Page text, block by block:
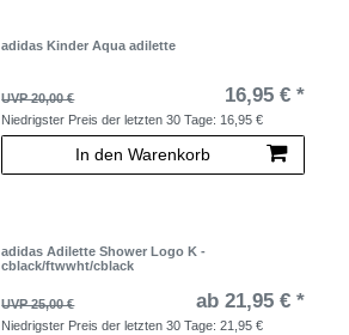
adidas Kinder Aqua adilette
UVP 20,00 € 16,95 € *
Niedrigster Preis der letzten 30 Tage: 16,95 €
In den Warenkorb
adidas Adilette Shower Logo K -
cblack/ftwwht/cblack
UVP 25,00 € ab 21,95 € *
Niedrigster Preis der letzten 30 Tage:21,95 €